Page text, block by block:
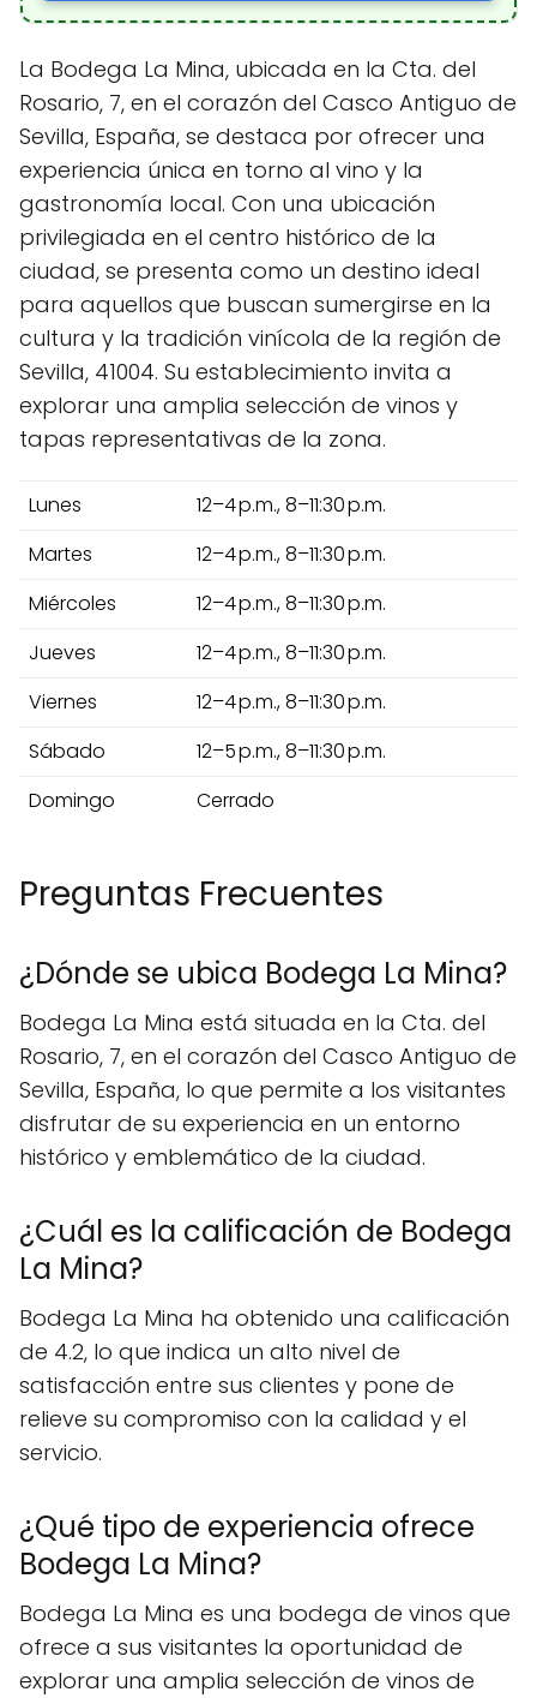
La Bodega La Mina, ubicada en la Cta. del
Rosario, 7, en el corazón del Casco Antiguo de
Sevilla, España, se destaca por ofrecer una
experiencia única en torno al vino y la
gastronomía local. Con una ubicación
privilegiada en el centro histórico de la
ciudad, se presenta como un destino ideal
para aquellos que buscan sumergirse en la
cultura y la tradición vinícola de la región de
Sevilla, 41004. Su establecimiento invita a
explorar una amplia selección de vinos y
tapas representativas de la zona.
Lunes
12–4 p.m., 8–11:30 p.m.
Martes
12–4 p.m., 8–11:30 p.m.
Miércoles
12–4 p.m., 8–11:30 p.m.
Jueves
12–4 p.m., 8–11:30 p.m.
Viernes
12–4 p.m., 8–11:30 p.m.
Sábado
12–5 p.m., 8–11:30 p.m.
Domingo
Cerrado
Preguntas Frecuentes
¿Dónde se ubica Bodega La Mina?
Bodega La Mina está situada en la Cta. del
Rosario, 7, en el corazón del Casco Antiguo de
Sevilla, España, lo que permite a los visitantes
disfrutar de su experiencia en un entorno
histórico y emblemático de la ciudad.
¿Cuál es la calificación de Bodega
La Mina?
Bodega La Mina ha obtenido una calificación
de 4.2, lo que indica un alto nivel de
satisfacción entre sus clientes y pone de
relieve su compromiso con la calidad y el
servicio.
¿Qué tipo de experiencia ofrece
Bodega La Mina?
Bodega La Mina es una bodega de vinos que
ofrece a sus visitantes la oportunidad de
explorar una amplia selección de vinos de